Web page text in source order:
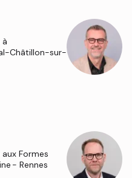
Châtillon-sur-
Formes
- Rennes